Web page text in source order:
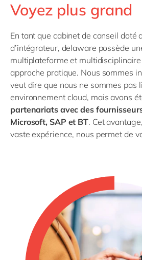
Voyez plus grand
En tant que cabinet de conseil doté
d’intégrateur, delaware possède
multiplateforme et multidisciplinaire
approche pratique. Nous sommes
veut dire que nous ne sommes pas
environnement cloud, mais avons
partenariats avec des
Microsoft, SAP et BT. Cet
vaste expérience, nous permet de